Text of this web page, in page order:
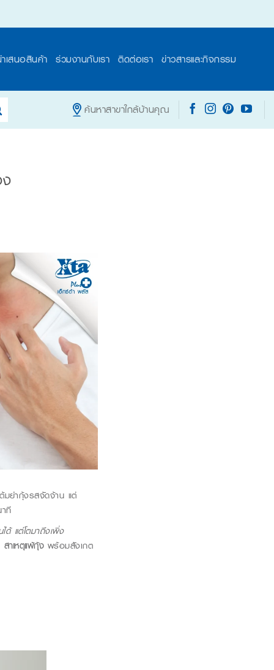
เสนอสินค้า ร่วมงานกับเรา ติดต่อเรา ข่าวสารและกิจกรรม
ค้นหาสาขาใกล้บ้านคุณ
มยำกุ้งรสจัดจ้าน แต่
ที
ด้ แต่โตมาถึงเพิ่ง
สาเหตุแพ้กุ้งพร้อมสังเกต